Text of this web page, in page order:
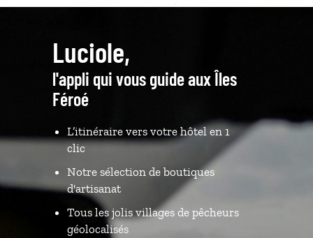
Luciole,
l'appli qui vous guide aux Îles
Féroé
L’itinéraire vers votre hôtel en 1
clic
Notre sélection de boutiques
d'artisanat
Tous les jolis villages de pêcheurs
géolocalisés